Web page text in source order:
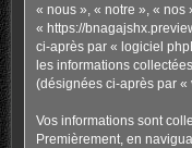
« nous », « notre », « nos
« https://
ci-après par « logiciel
les informations
(désignées ci-après par «
Vos informations sont
Premièrement, en